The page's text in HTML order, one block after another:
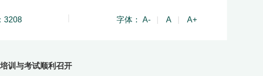
3208 字体： A- A A+
训与考试顺利召开